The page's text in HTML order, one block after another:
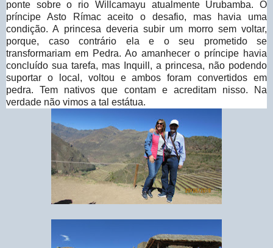
ponte sobre o rio Willcamayu atualmente Urubamba. O
príncipe Asto Rímac aceito o desafio, mas havia uma
condição. A princesa deveria subir um morro sem voltar,
porque, caso contrário ela e o seu prometido se
transformariam em Pedra. Ao amanhecer o príncipe havia
concluído sua tarefa, mas Inquill, a princesa, não podendo
suportar o local, voltou e ambos foram convertidos em
pedra. Tem nativos que contam e acreditam nisso. Na
verdade não vimos a tal estátua.